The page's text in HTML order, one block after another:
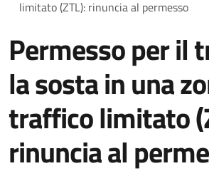
limitato (ZTL): rinuncia al permesso
Permesso per il
la sosta in una
traffico limitato
rinuncia al